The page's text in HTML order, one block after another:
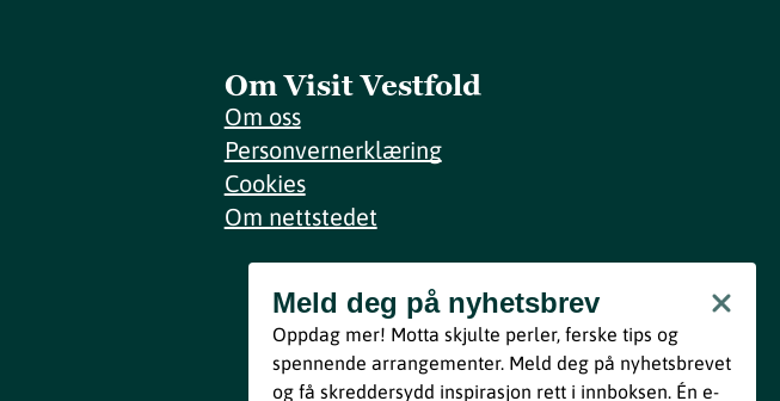
Om Visit Vestfold
Om oss
Personvernerklæring
Cookies
Om nettstedet
Meld deg på nyhetsbrev
Bli med
Meld deg på nyhetsbrev
Oppdag mer! Motta skjulte perler, ferske tips og
spennende arrangementer. Meld deg på nyhetsbrevet
og få skreddersydd inspirasjon rett i innboksen. Én e-